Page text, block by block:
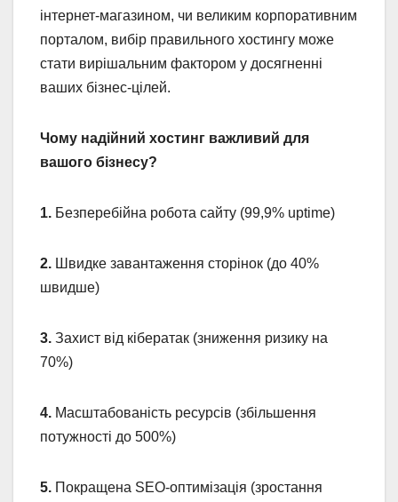
інтернет-магазином, чи великим корпоративним
порталом, вибір правильного хостингу може
стати вирішальним фактором у досягненні
ваших бізнес-цілей.
Чому надійний хостинг важливий для
вашого бізнесу?
1. Безперебійна робота сайту (99,9% uptime)
2. Швидке завантаження сторінок (до 40%
швидше)
3. Захист від кібератак (зниження ризику на
70%)
4. Масштабованість ресурсів (збільшення
потужності до 500%)
5. Покращена SEO-оптимізація (зростання